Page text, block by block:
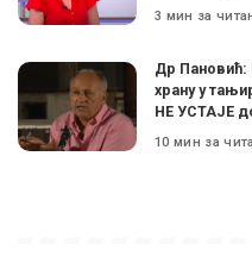
3 мин за
Др Пановић:
храну у
НЕ УСТАЈЕ
10 мин за